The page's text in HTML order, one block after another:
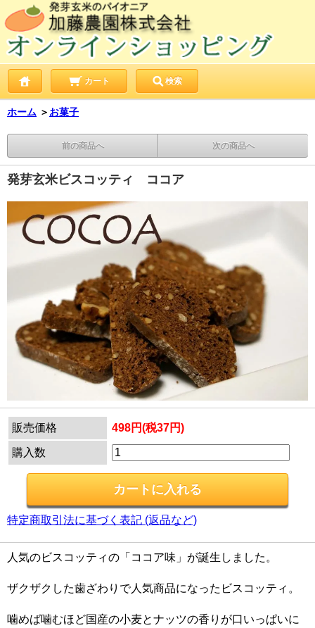
カート 検索
ホーム ＞ お菓子
前の商品へ 次の商品へ
発芽玄米ビスコッティ ココア
販売価格 498円(税37円)
購入数
特定商取引法に基づく表記 (返品など)
人気のビスコッティの「ココア味」が誕生しました。
ザクザクした歯ざわりで人気商品になったビスコッティ。
噛めば噛むほど国産の小麦とナッツの香りが口いっぱいに